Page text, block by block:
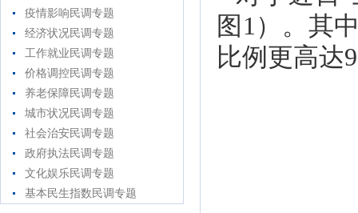
疫情影响民调专题
经济状况民调专题
工作就业民调专题
价格调控民调专题
养老保障民调专题
城市状况民调专题
社会治安民调专题
政府执法民调专题
文化娱乐民调专题
基本民生指数民调专题
图1）。其
比例更高达